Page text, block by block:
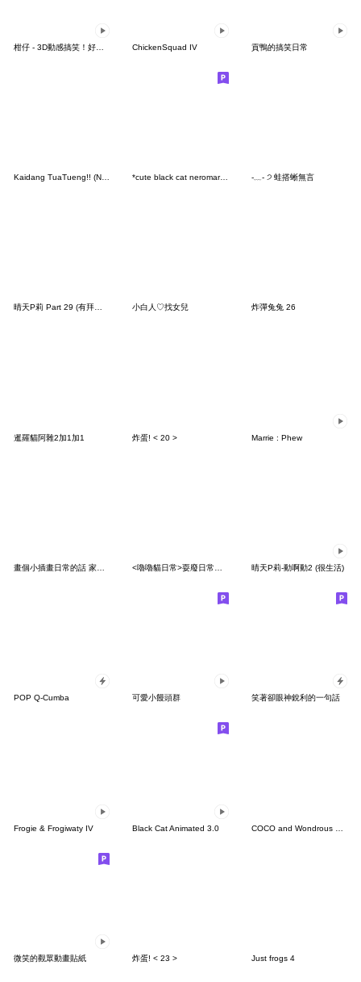
ChickenSquad IV 貢鴨的搞笑日常
*cute black cat neromaru(3D) -﹏- ੭ 蛙搭蜥無言
晴天P莉 Part 29 (有拜有保庇!) 小白人♡找女兒 炸彈兔兔 26
暹羅貓阿雜2加1加1 炸蛋! < 20 > Marrie : Phew
晴天P莉-動啊動2 (很生活)
POP Q-Cumba 可愛小饅頭群 笑著卻眼神銳利的一句話
Frogie & Frogiwaty IV Black Cat Animated 3.0
微笑的觀眾動畫貼紙 炸蛋! < 23 > Just frogs 4